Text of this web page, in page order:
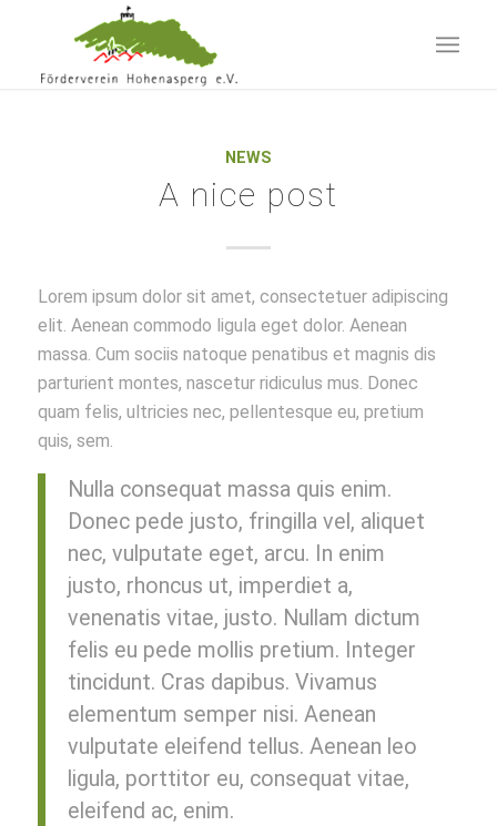
NEWS
A nice post
Lorem ipsum dolor sit amet, consectetuer adipiscing
elit. Aenean commodo ligula eget dolor. Aenean
massa. Cum sociis natoque penatibus et magnis dis
parturient montes, nascetur ridiculus mus. Donec
quam felis, ultricies nec, pellentesque eu, pretium
quis, sem.
Nulla consequat massa quis enim.
Donec pede justo, fringilla vel, aliquet
nec, vulputate eget, arcu. In enim
justo, rhoncus ut, imperdiet a,
venenatis vitae, justo. Nullam dictum
felis eu pede mollis pretium. Integer
tincidunt. Cras dapibus. Vivamus
elementum semper nisi. Aenean
vulputate eleifend tellus. Aenean leo
ligula, porttitor eu, consequat vitae,
eleifend ac, enim.